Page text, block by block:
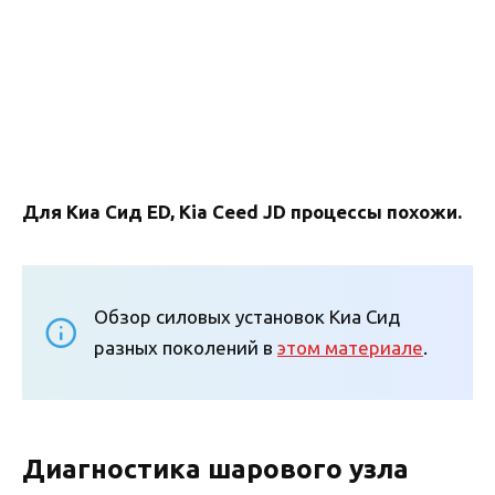
Для Киа Сид ED, Kia Ceed JD процессы похожи.
Обзор силовых установок Киа Сид
разных поколений в этом материале
Диагностика шарового узла